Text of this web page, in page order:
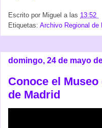
Escrito por Miguel a las 13:52
Etiquetas: Archivo Regional de
domingo, 24 de mayo
Conoce el
de Madrid